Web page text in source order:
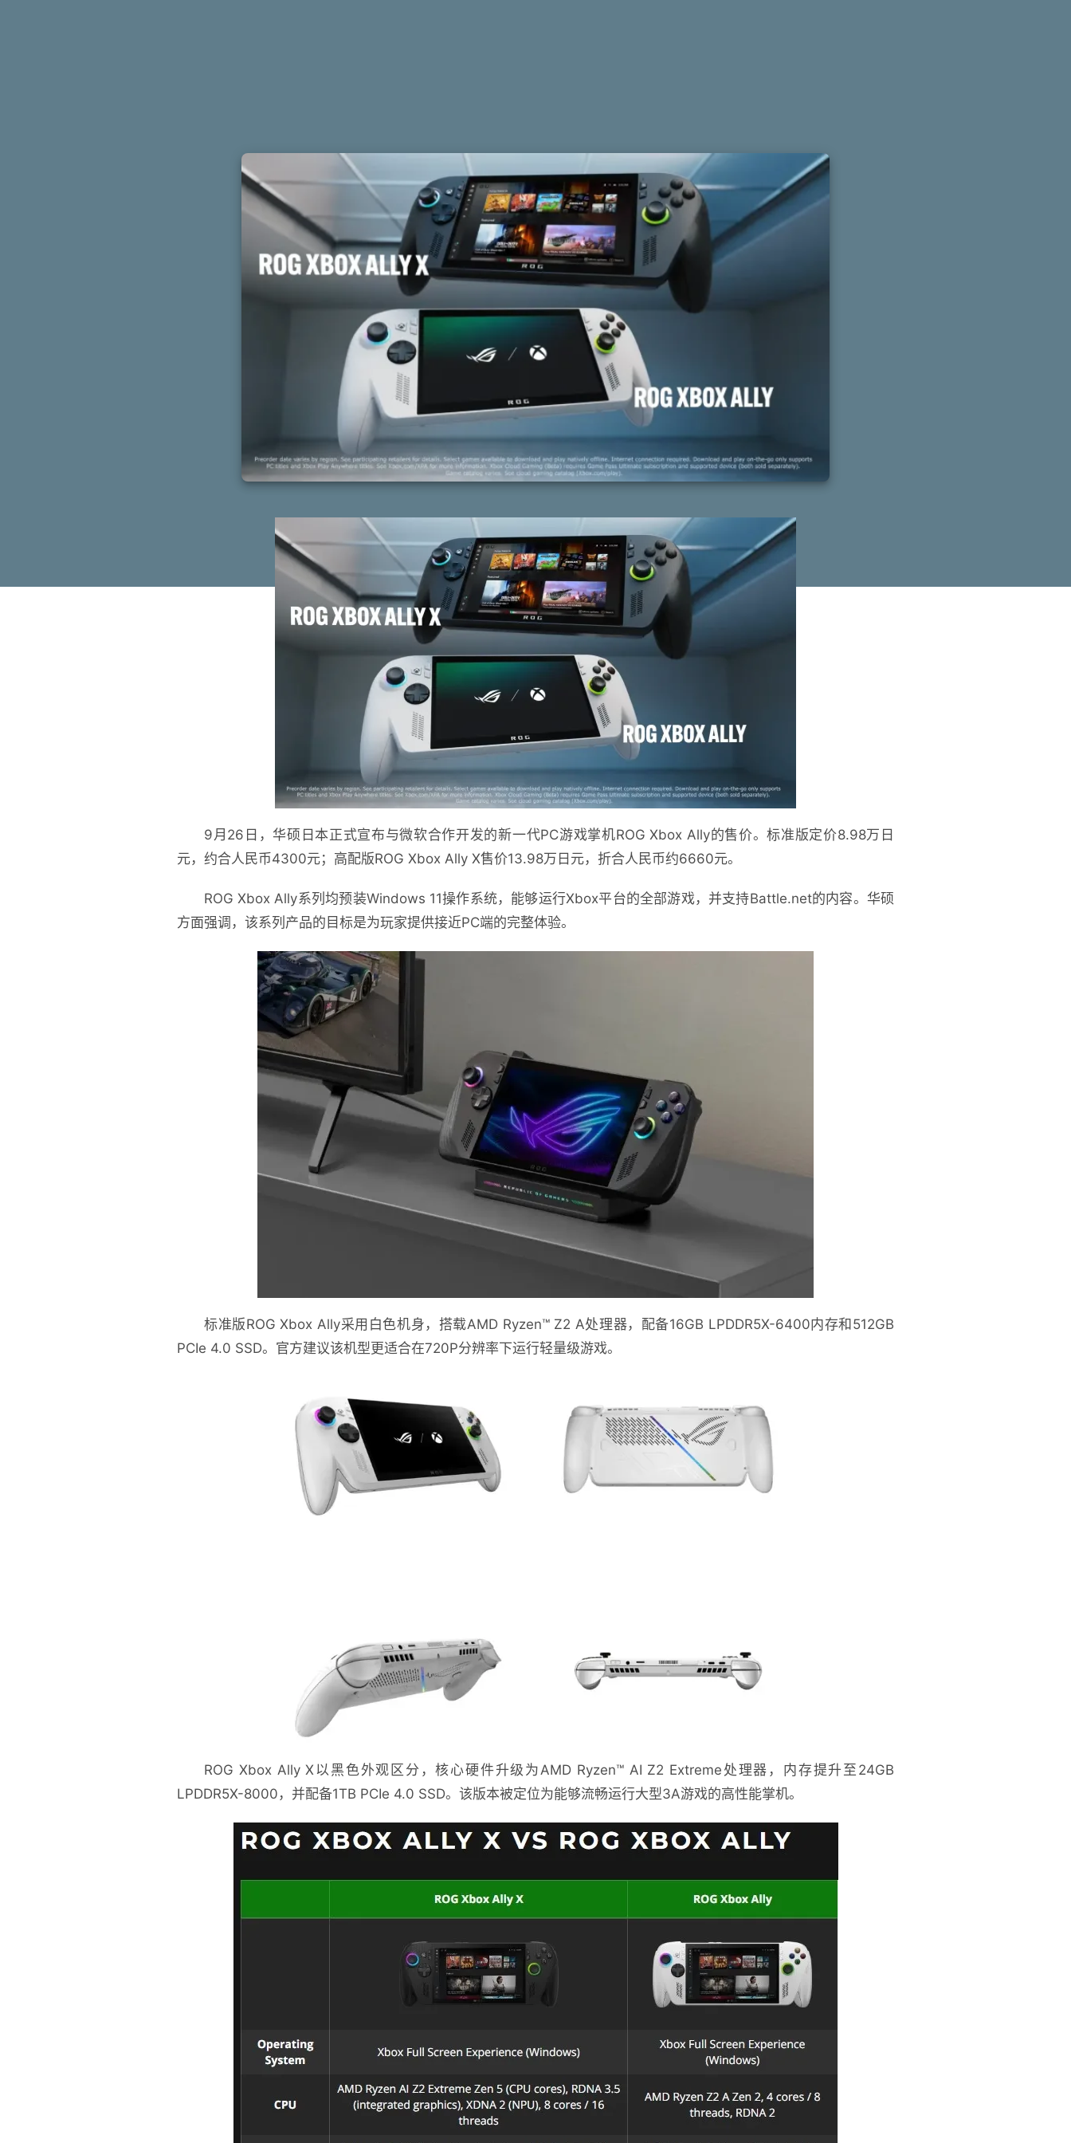
9月26日，华硕日本正式宣布与微软合作开发的新一代PC游戏掌机ROG Xbox Ally的售价。标准版定价8.98万日
元，约合人民币4300元；高配版ROG Xbox Ally X售价13.98万日元，折合人民币约6660元。
ROG Xbox Ally系列均预装Windows 11操作系统，能够运行Xbox平台的全部游戏，并支持Battle.net的内容。华硕
方面强调，该系列产品的目标是为玩家提供接近PC端的完整体验。
标准版ROG Xbox Ally采用白色机身，搭载AMD Ryzen™ Z2 A处理器，配备16GB LPDDR5X-6400内存和512GB
PCIe 4.0 SSD。官方建议该机型更适合在720P分辨率下运行轻量级游戏。
ROG Xbox Ally X以黑色外观区分，核心硬件升级为AMD Ryzen™ AI Z2 Extreme处理器，内存提升至24GB
LPDDR5X-8000，并配备1TB PCIe 4.0 SSD。该版本被定位为能够流畅运行大型3A游戏的高性能掌机。